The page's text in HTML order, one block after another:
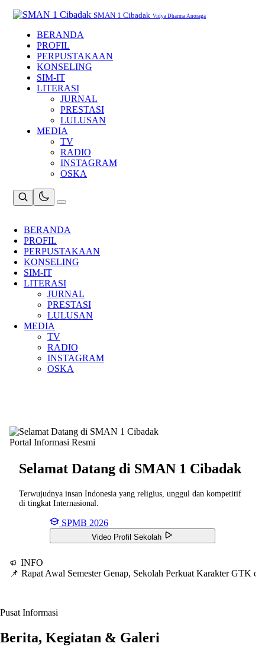
SMAN 1 Cibadak Vidya Dharma Anoraga
BERANDA
PROFIL
PERPUSTAKAAN
KONSELING
SIM-IT
LITERASI
JURNAL
PRESTASI
LULUSAN
MEDIA
TV
RADIO
INSTAGRAM
OSKA
BERANDA
PROFIL
PERPUSTAKAAN
KONSELING
SIM-IT
LITERASI
JURNAL
PRESTASI
LULUSAN
MEDIA
TV
RADIO
INSTAGRAM
OSKA
Portal Informasi Resmi
Selamat Datang di SMAN 1 Cibadak
Terwujudnya insan Indonesia yang religius, unggul dan kompetitif
di tingkat Internasional.
SPMB 2026
Video Profil Sekolah
INFO
📌 Rapat Awal Semester Genap, Sekolah Perkuat Karakter GTK
Pusat Informasi
Berita, Kegiatan & Galeri